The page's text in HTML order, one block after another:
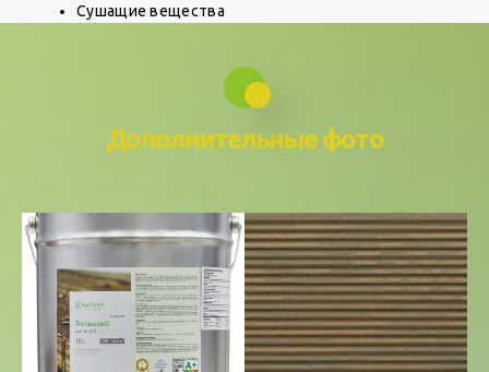
Сушащие вещества
Дополнительные фото